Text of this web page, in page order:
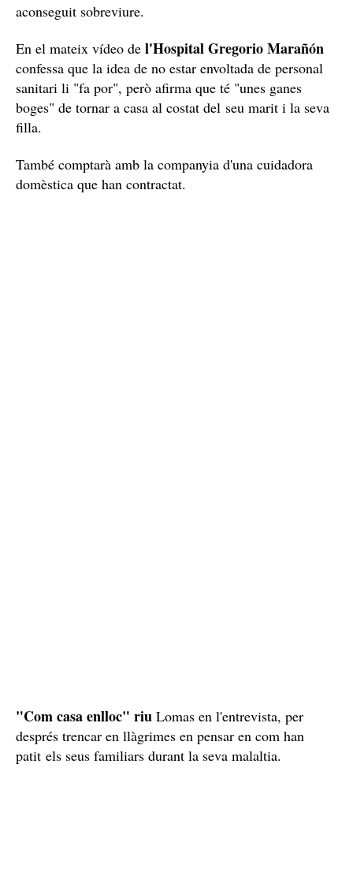
aconseguit sobreviure.
En el mateix vídeo de l'Hospital Gregorio Marañón
confessa que la idea de no estar envoltada de personal
sanitari li "fa por", però afirma que té "unes ganes
boges" de tornar a casa al costat del seu marit i la seva
filla.
També comptarà amb la companyia d'una cuidadora
domèstica que han contractat.
"Com casa enlloc" riu Lomas en l'entrevista, per
després trencar en llàgrimes en pensar en com han
patit els seus familiars durant la seva malaltia.